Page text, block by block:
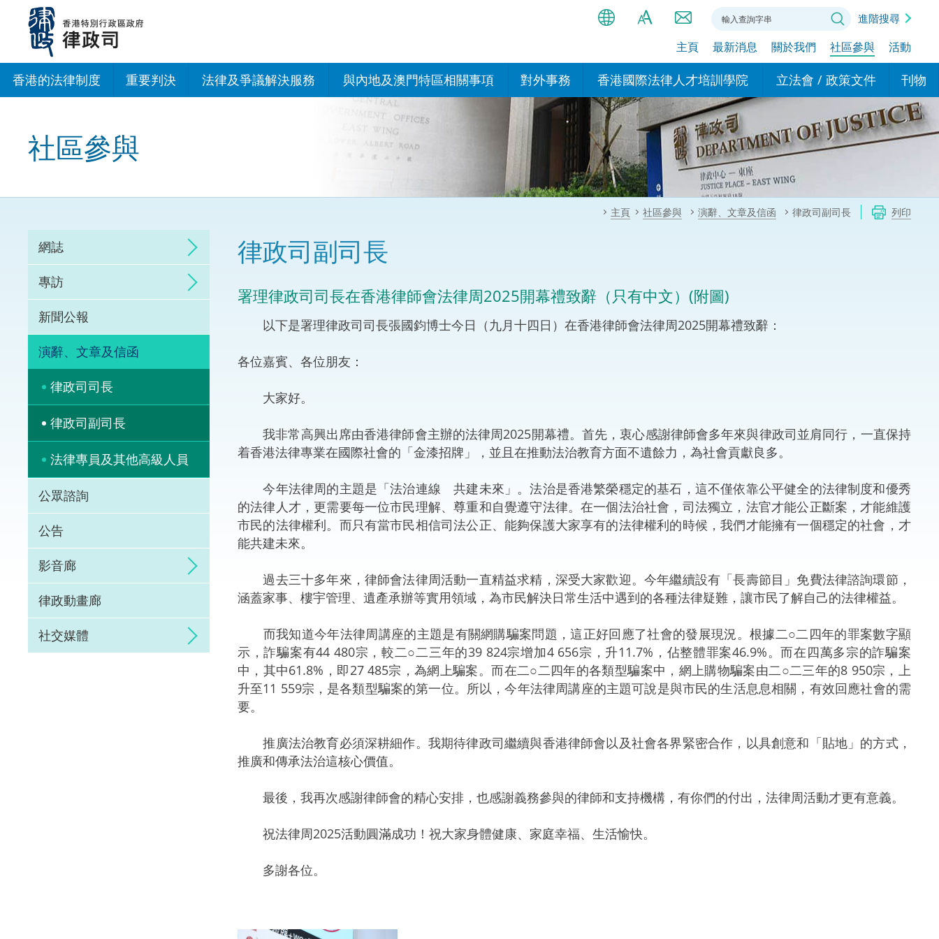
內
简
EN
Bahasa Indonesia (印尼語)
हिन्दी (印度語)
नेपाली (尼泊爾語)
ਪੰਜਾਬੀ (旁遮普語)
اردو (烏爾都語)
Tiếng Việt (越南語)
A
A
進階搜尋
主頁 最新消息 關於我們 社區參與 活動
香港的法律制度 重要判決 法律及爭議解決服務
訴訟
網上爭議解決及法律科技
體育爭議解決先導計劃
能力建設
法律樞紐
促成交易和爭議解決服務中心
與內地及澳門特區相關事項
與內地的安排
香港與內地相互認可和執行民
商事案件判決的安排
關於建立更緊密經貿關係的安
與內地有關的項目及合作安排
與澳門特區的安排
“一帶一路”建設
粵港澳大灣區
對外事務
國際政府機構在香港設立辦事
處或運作
多邊協定
其他協定
香港國際法律人才培訓學院
我們的學院
我們的專家委員會
我們的辦公室
我們的培訓課程和能力建設項
立法會 / 政策文件
現行政策措施
政策文件
特別財務委員會
刊物
基本
民事
相互
一般
社區參與
主頁 社區參與 演辭、文章及信函 律政司副司長 列印
網誌
專訪
新聞公報
演辭、文章及信函
律政司司長
律政司副司長
法律專員及其他高級人員
公眾諮詢
公告
影音廊
律政動畫廊
社交媒體
律政司副司長
署理律政司司長在香港律師會法律周2025開幕禮致辭（只有中文）(附圖)
以下是署理律政司司長張國鈞博士今日（九月十四日）在香港律師會法律周2025開幕禮致辭：
各位嘉賓、各位朋友：
大家好。
我非常高興出席由香港律師會主辦的法律周2025開幕禮。首先，衷心感謝律師會多年來與律政司並肩同行，一直保持
着香港法律專業在國際社會的「金漆招牌」，並且在推動法治教育方面不遺餘力，為社會貢獻良多。
今年法律周的主題是「法治連線 共建未來」。法治是香港繁榮穩定的基石，這不僅依靠公平健全的法律制度和優秀
的法律人才，更需要每一位市民理解、尊重和自覺遵守法律。在一個法治社會，司法獨立，法官才能公正斷案，才能維護
市民的法律權利。而只有當市民相信司法公正、能夠保護大家享有的法律權利的時候，我們才能擁有一個穩定的社會，才
能共建未來。
過去三十多年來，律師會法律周活動一直精益求精，深受大家歡迎。今年繼續設有「長壽節目」免費法律諮詢環節，
涵蓋家事、樓宇管理、遺產承辦等實用領域，為市民解決日常生活中遇到的各種法律疑難，讓市民了解自己的法律權益。
而我知道今年法律周講座的主題是有關網購騙案問題，這正好回應了社會的發展現況。根據二○二四年的罪案數字顯
示，詐騙案有44 480宗，較二○二三年的39 824宗增加4 656宗，升11.7%，佔整體罪案46.9%。而在四萬多宗的詐騙案
中，其中61.8%，即27 485宗，為網上騙案。而在二○二四年的各類型騙案中，網上購物騙案由二○二三年的8 950宗，上
升至11 559宗，是各類型騙案的第一位。所以，今年法律周講座的主題可說是與市民的生活息息相關，有效回應社會的需
要。
推廣法治教育必須深耕細作。我期待律政司繼續與香港律師會以及社會各界緊密合作，以具創意和「貼地」的方式，
推廣和傳承法治這核心價值。
最後，我再次感謝律師會的精心安排，也感謝義務參與的律師和支持機構，有你們的付出，法律周活動才更有意義。
祝法律周2025活動圓滿成功！祝大家身體健康、家庭幸福、生活愉快。
多謝各位。